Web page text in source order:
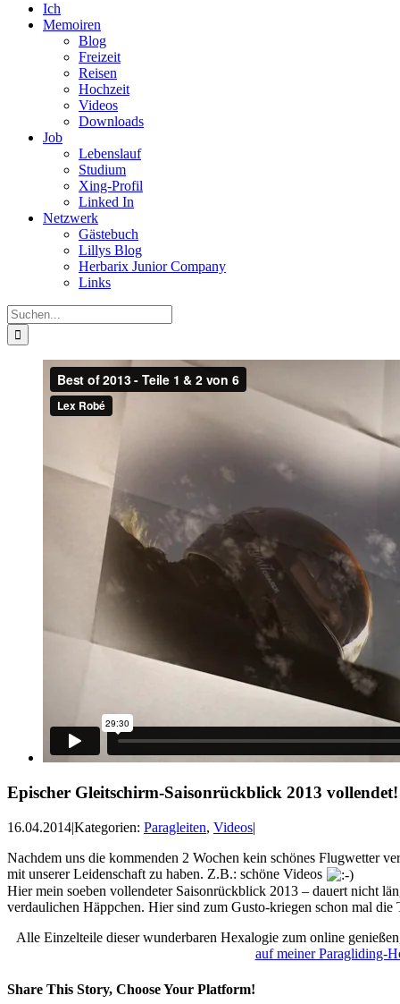
Ich
Memoiren
Blog
Freizeit
Reisen
Hochzeit
Videos
Downloads
Job
Lebenslauf
Studium
Xing-Profil
Linked In
Netzwerk
Gästebuch
Lillys Blog
Herbarix Junior Company
Links
Suche
nach:
Epischer Gleitschirm-Saisonrückblick 2013 vollendet!
16.04.2014|Kategorien: Paragleiten, Videos|
Nachdem uns die kommenden 2 Wochen kein schönes Flugwetter
mit unserer Leidenschaft zu haben. Z.B.: schöne Videos
Hier mein soeben vollendeter Saisonrückblick 2013 – dauert nicht
verdaulichen Häppchen. Hier sind zum Gusto-kriegen schon mal
Alle Einzelteile dieser wunderbaren Hexalogie zum online
auf meiner Paragliding-
Share This Story, Choose Your Platform!